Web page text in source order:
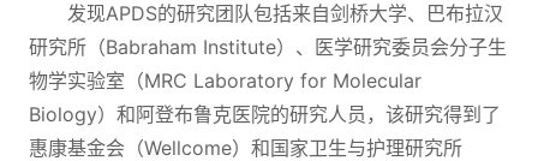
发现APDS的研究团队包括来自剑桥大学、巴布拉汉
研究所（Babraham Institute）、医学研究委员会分子生
物学实验室（MRC Laboratory for Molecular
Biology）和阿登布鲁克医院的研究人员，该研究得到了
惠康基金会（Wellcome）和国家卫生与护理研究所